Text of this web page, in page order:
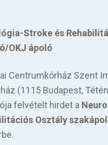
Stroke és
OKJ ápoló
Centrumkórház Szent
(1115 Budapest,
felvételt hirdet a
Osztály